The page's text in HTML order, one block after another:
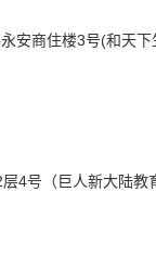
安商住楼3号(和天下
4号（巨人新大陆教